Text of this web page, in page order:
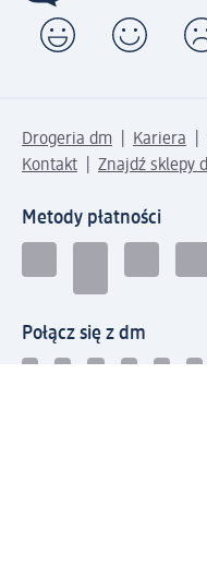
Drogeria dm Kariera
Kontakt
Znajdź sklepy
Metody płatności
Połącz się z dm